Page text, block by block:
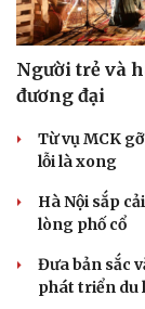
Người trẻ và
đương đại
Từ vụ MCK
lỗi là xong
Hà Nội sắp
lòng phố cổ
Đưa bản sắc
phát triển du